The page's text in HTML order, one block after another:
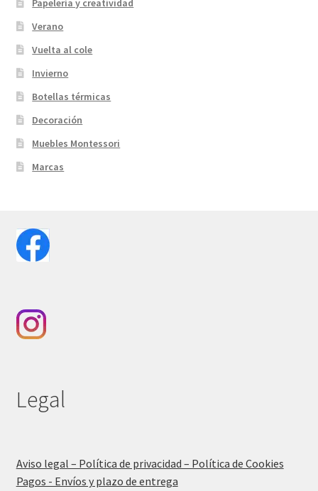
Papelería y creatividad
Verano
Vuelta al cole
Invierno
Botellas térmicas
Decoración
Muebles Montessori
Marcas
Legal
Aviso legal – Política de privacidad – Política de Cookies
Pagos - Envíos y plazo de entrega